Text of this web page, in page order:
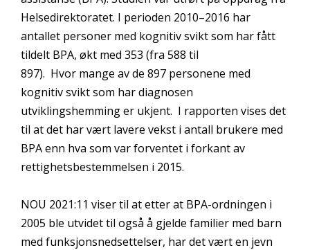
Helsedirektoratet. I perioden 2010–2016 har
antallet personer med kognitiv svikt som har fått
tildelt BPA, økt med 353 (fra 588 til
897). Hvor mange av de 897 personene med
kognitiv svikt som har diagnosen
utviklingshemming er ukjent. I rapporten vises det
til at det har vært lavere vekst i antall brukere med
BPA enn hva som var forventet i forkant av
rettighetsbestemmelsen i 2015.
NOU 2021:11 viser til at etter at BPA-ordningen i
2005 ble utvidet til også å gjelde familier med barn
med funksjonsnedsettelser, har det vært en jevn